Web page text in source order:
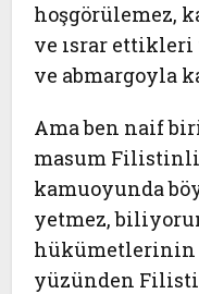
hoşgörülemez,
ve ısrar
ve abmargoyla
Ama ben naif
masum
kamuoyunda
yetmez,
hükümetlerinin
yüzünden